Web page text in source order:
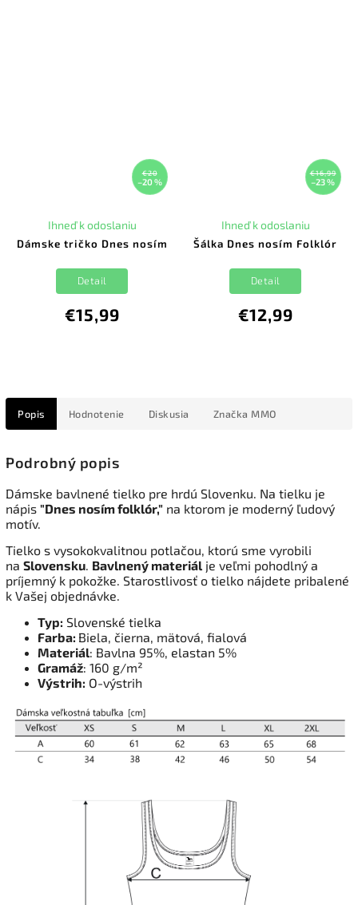
€20
–20 %
Dámske tričko Dnes nosím
Ihneď k odoslaniu
€15,99
Detail
€16,99
–23 %
Šálka Dnes nosím Folklór
Ihneď k odoslaniu
€12,99
Detail
Popis Hodnotenie Diskusia Značka MMO
Podrobný popis
Dámske bavlnené tielko pre hrdú Slovenku. Na tielku je
nápis "Dnes nosím folklór," na ktorom je moderný ľudový
motív.
Tielko s vysokokvalitnou potlačou, ktorú sme vyrobili
na Slovensku. Bavlnený materiál je veľmi pohodlný a
príjemný k pokožke. Starostlivosť o tielko nájdete pribalené
k Vašej objednávke.
Typ: Slovenské tielka
Farba: Biela, čierna, mätová, fialová
Materiál: Bavlna 95%, elastan 5%
Gramáž: 160 g/m²
Výstrih: O-výstrih